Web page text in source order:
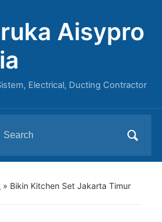
Aisypro
Electrical, Ducting Contractor
» Bikin Kitchen Set Jakarta Timur